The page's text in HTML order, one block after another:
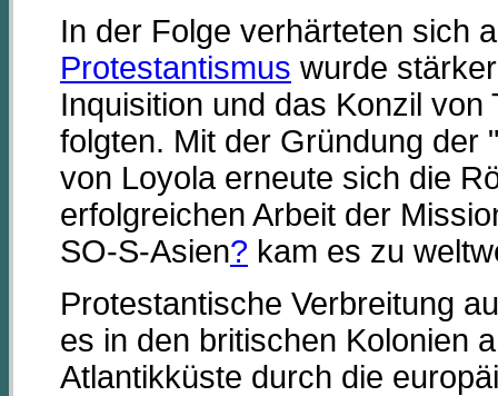
In der Folge verhärteten sich
Protestantismus wurde
Inquisition und das Konzil
folgten. Mit der Gründung der
von Loyola erneute sich die
erfolgreichen Arbeit der
SO-S-Asien? kam es zu
Protestantische Verbreitung
es in den britischen Kolonien
Atlantikküste durch die